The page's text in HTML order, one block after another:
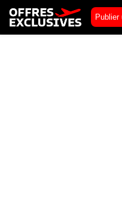
Publier